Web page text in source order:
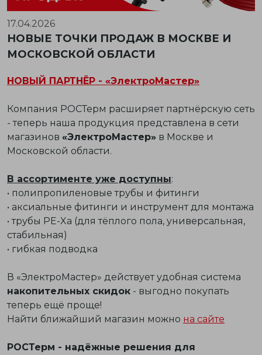
17.04.2026
НОВЫЕ ТОЧКИ ПРОДАЖ В МОСКВЕ И
МОСКОВСКОЙ ОБЛАСТИ
НОВЫЙ ПАРТНЁР - «ЭлектроМастер»
Компания РОСТерм расширяет партнёрскую сеть
- теперь наша продукция представлена в сети
магазинов «ЭлектроМастер» в Москве и
Московской области.
В ассортименте уже доступны:
• полипропиленовые трубы и фитинги
• аксиальные фитинги и инструмент для монтажа
• трубы PE-Xa (для тёплого пола, универсальная,
стабильная)
• гибкая подводка
В «ЭлектроМастер» действует удобная система
накопительных скидок - выгодно покупать
теперь ещё проще!
Найти ближайший магазин можно на сайте
РОСТерм - надёжные решения для